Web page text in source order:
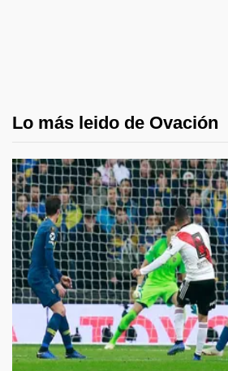
Lo más leido de Ovación